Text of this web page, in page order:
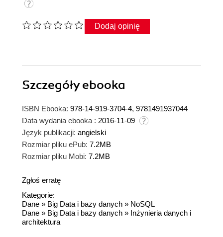
Dodaj opinię
Szczegółyebooka
ISBN Ebooka: 978-14-919-3704-4, 9781491937044
Data wydania ebooka : 2016-11-09
Język publikacji: angielski
Rozmiar pliku ePub: 7.2MB
Rozmiar pliku Mobi: 7.2MB
Zgłoś erratę
Kategorie:
Dane » Big Data i bazy danych » NoSQL
Dane » Big Data i bazy danych » Inżynieria danych i
architektura